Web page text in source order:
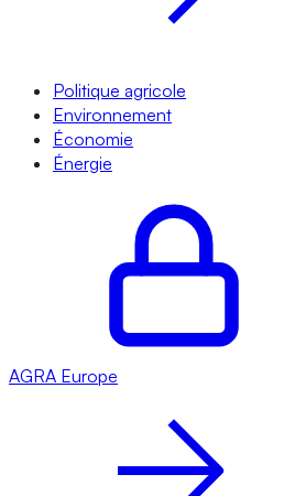
Politique agricole
Environnement
Économie
Énergie
AGRA Europe